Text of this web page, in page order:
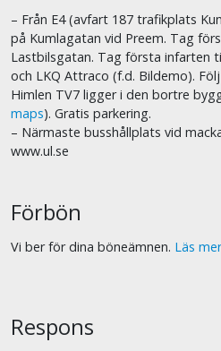
– Från E4 (avfart 187 trafikplats
på Kumlagatan vid Preem. Tag
Lastbilsgatan. Tag första infarten
och LKQ Attraco (f.d. Bildemo).
Himlen TV7 ligger i den bortre
maps). Gratis parkering.
– Närmaste busshållplats vid
www.ul.se
Förbön
Vi ber för dina böneämnen. Läs
Respons